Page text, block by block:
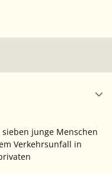
junge Menschen
Verkehrsunfall in